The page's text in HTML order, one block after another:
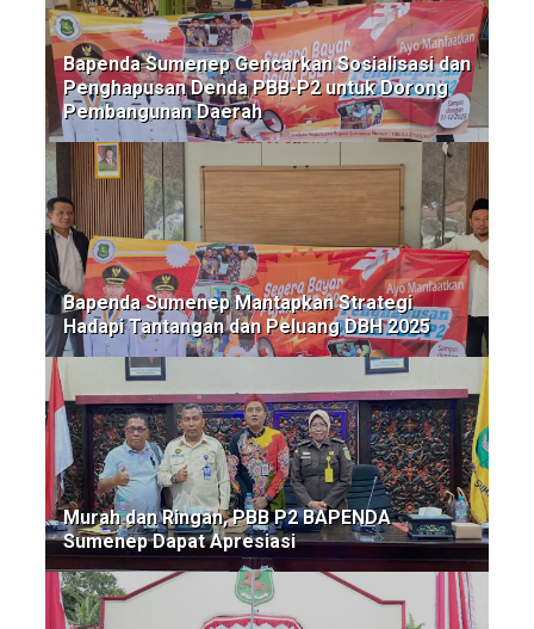
Bapenda Sumenep Gencarkan Sosialisasi dan
Penghapusan Denda PBB-P2 untuk Dorong
Pembangunan Daerah
Bapenda Sumenep Mantapkan Strategi
Hadapi Tantangan dan Peluang DBH 2025
Murah dan Ringan, PBB P2 BAPENDA
Sumenep Dapat Apresiasi